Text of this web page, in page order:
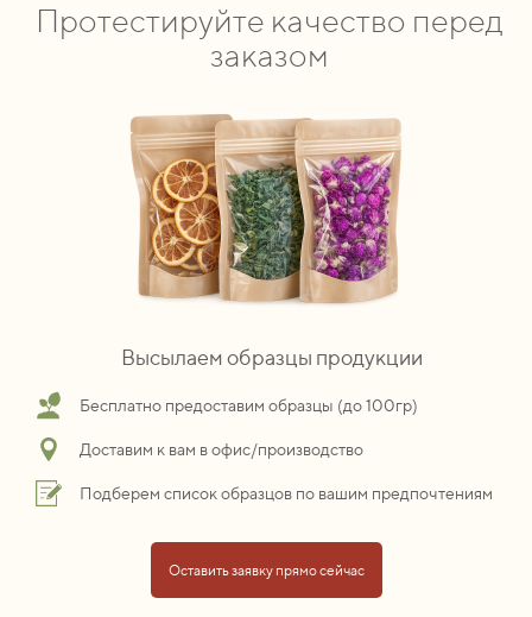
Протестируйте качество перед
заказом
Высылаем образцы продукции
Бесплатно предоставим образцы (до 100гр)
Доставим к вам в офис/производство
Подберем список образцов по вашим предпочтениям
Оставить заявку прямо сейчас